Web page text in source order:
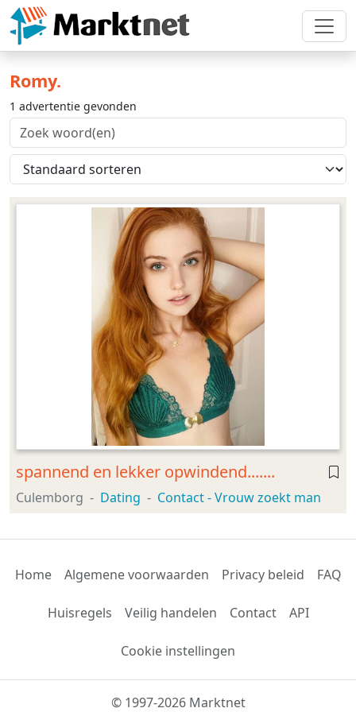
Romy.
1 advertentie gevonden
spannend en lekker opwindend.......
Culemborg Dating Contact - Vrouw zoekt man
Home Algemene voorwaarden Privacy beleid FAQ
Huisregels Veilig handelen Contact API
Cookie instellingen
© 1997-2026 Marktnet